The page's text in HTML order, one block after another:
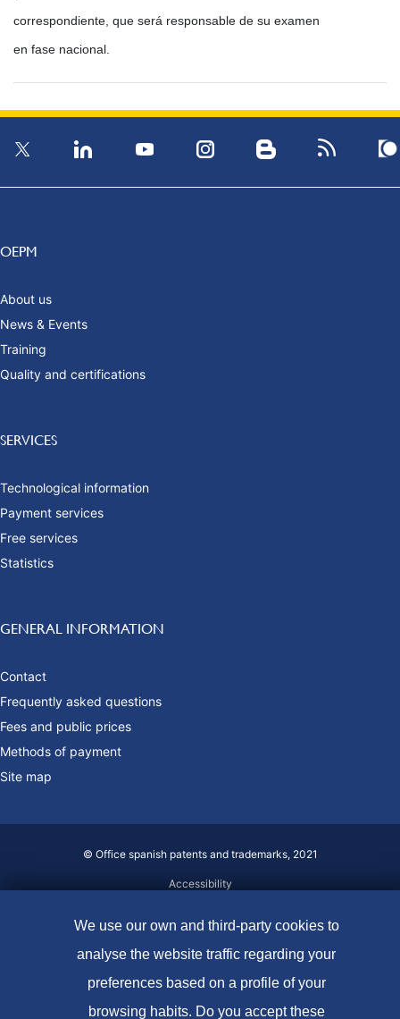
correspondiente, que será responsable de su examen
en fase nacional.
OEPM
About us
News & Events
Training
Quality and certifications
SERVICES
Technological information
Payment services
Free services
Statistics
GENERAL INFORMATION
Contact
Frequently asked questions
Fees and public prices
Methods of payment
Site map
© Office spanish patents and trademarks, 2021
Accessibility
We use our own and third-party cookies to
analyse the website traffic regarding your
preferences based on a profile of your
browsing habits. Do you accept these